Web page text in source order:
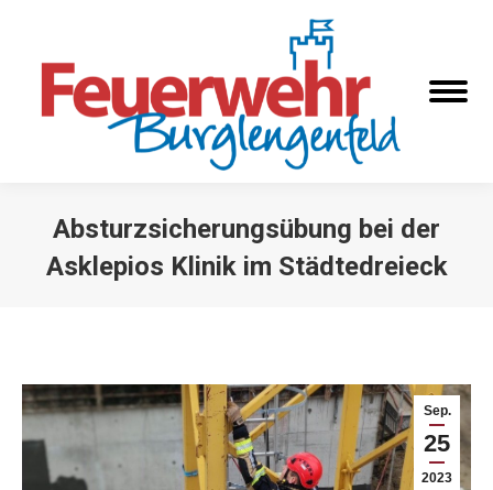
Absturzsicherungsübung bei der
Asklepios Klinik im Städtedreieck
Sep.
25
2023